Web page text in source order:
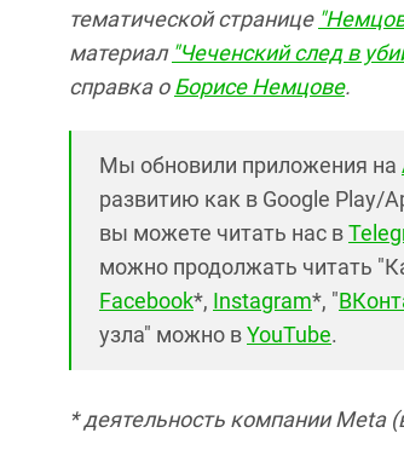
тематической странице
материал "Чеченский след в
справка оБорисе Немцове.
Мы обновили приложения на
развитию как в Google Play/
вы можете читать нас в
можно продолжать читать
Facebook*, Instagram*, "
узла" можно вYouTube.
* деятельность компании Meta